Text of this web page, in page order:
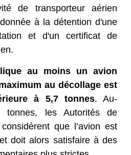
de transporteur aérien
à la détention d'une
et d'un certificat de
au moins un avion
au décollage est
à 5,7 tonnes. Au-
tonnes, les Autorités de
que l’avion est
doit alors satisfaire à des